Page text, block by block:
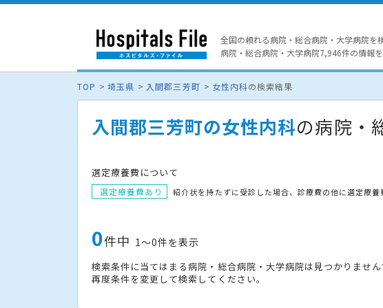
全国の頼れる病院・総合病院・大学病院を
病院・総合病院・大学病院7,946件の情報
TOP 埼玉県 入間郡三芳町 女性内科の検索結果
入間郡三芳町の女性内科の病院・
選定療養費について
選定療養費あり
紹介状を持たずに受診した場合、診療費の他に選定療養
0件中 1〜0件を表示
検索条件に当てはまる病院・総合病院・大学病院は見つかりません
再度条件を変更して検索してください。